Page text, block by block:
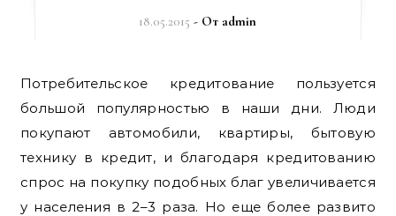
18.05.2015 - От admin
Потребительское кредитование пользуется
большой популярностью в наши дни. Люди
покупают автомобили, квартиры, бытовую
технику в кредит, и благодаря кредитованию
спрос на покупку подобных благ увеличивается
у населения в 2–3 раза. Но еще более развито